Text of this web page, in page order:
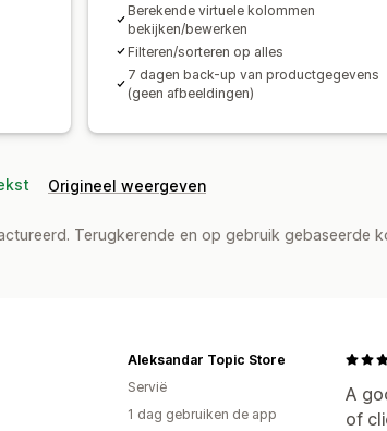
Berekende virtuele kolommen
bekijken/bewerken
Filteren/sorteren op alles
7 dagen back-up van productgegevens
(geen afbeeldingen)
Origineel weergeven
Terugkerende en op gebruik gebaseerde
A
of
Aleksandar Topic Store
Servië
1 dag gebruiken de app